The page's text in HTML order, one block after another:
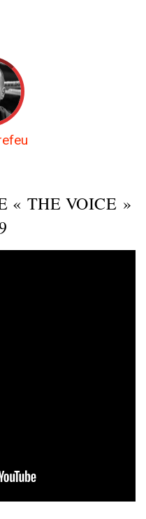
« THE VOICE »